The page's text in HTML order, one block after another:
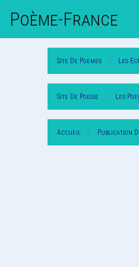
Poème-FrAnce
Site De Poemes Les
Site De Poesie Les
Accueil Publication